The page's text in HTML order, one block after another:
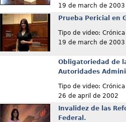
19 de march de 2003
Prueba Pericial en
Tipo de video: Crónica
19 de march de 2003
Obligatoriedad de
Autoridades
Tipo de video: Crónica
26 de april de 2002
Invalidez de las
Federal.